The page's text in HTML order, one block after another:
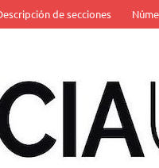
de secciones